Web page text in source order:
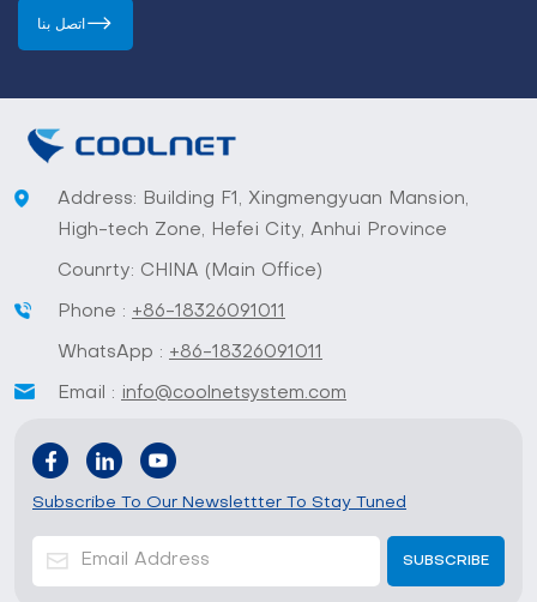
اتصل بنا
Address: Building F1, Xingmengyuan Mansion,
High-tech Zone, Hefei City, Anhui Province
Counrty: CHINA (Main Office)
Phone : +86-18326091011
WhatsApp : +86-18326091011
Email : info@coolnetsystem.com
Subscribe To Our Newslettter To Stay Tuned